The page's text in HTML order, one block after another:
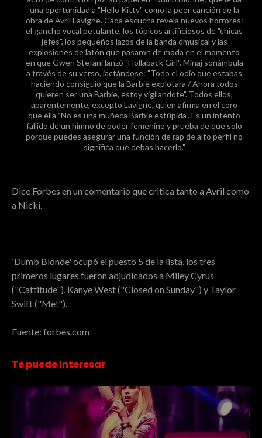
una oportunidad a "Hello Kitty" como la peor canción de la
obra de Avril Lavigne. Cada escucha revela nuevos horrores:
el gancho vocal petulante, los tópicos artificiosos de "chicas
jefes", los pequeños lazos de la banda dmusical y las
explosiones de latón que pasaron de moda en el momento
en que Gwen Stefani lanzó "Hollaback Girl". Minaj sonámbula
a través de su verso, jactándose:"Todo el odio que estabas
haciendo consiguió que la Barbie explotara / Ahora todos
quieren ser una Barbie, estoy vigilandote". Todos ellos,
aparentemente, excepto Lavigne, quien afirma en el coro
que ella"No es una muñeca Barbie estúpida". Es un intento
fallido de un himno de poder femenino y prueba de que solo
porque puedes asegurar una función de rap de alto perfil no
significa que debas hacerlo."
Dice Forbes en un comentario que critica tanto a Avril como
a Nicki.
'Dumb Blonde' ocupó el puesto 5 de la lista, los tres
primeros lugares fueron adjudicados a Miley Cyrus
("Cattitude"), Kanye West ("Closed on Sunday") y Taylor
Swift ("Me!").
Fuente: forbes.com
Te puede interesar